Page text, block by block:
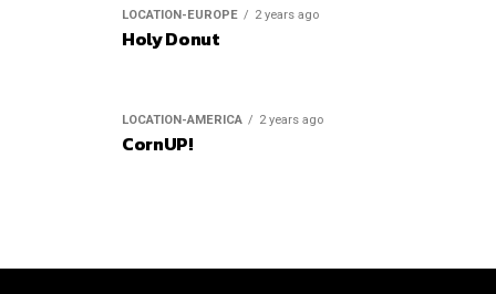
LOCATION-EUROPE 2 years ago
Holy Donut
LOCATION-AMERICA 2 years ago
CornUP!